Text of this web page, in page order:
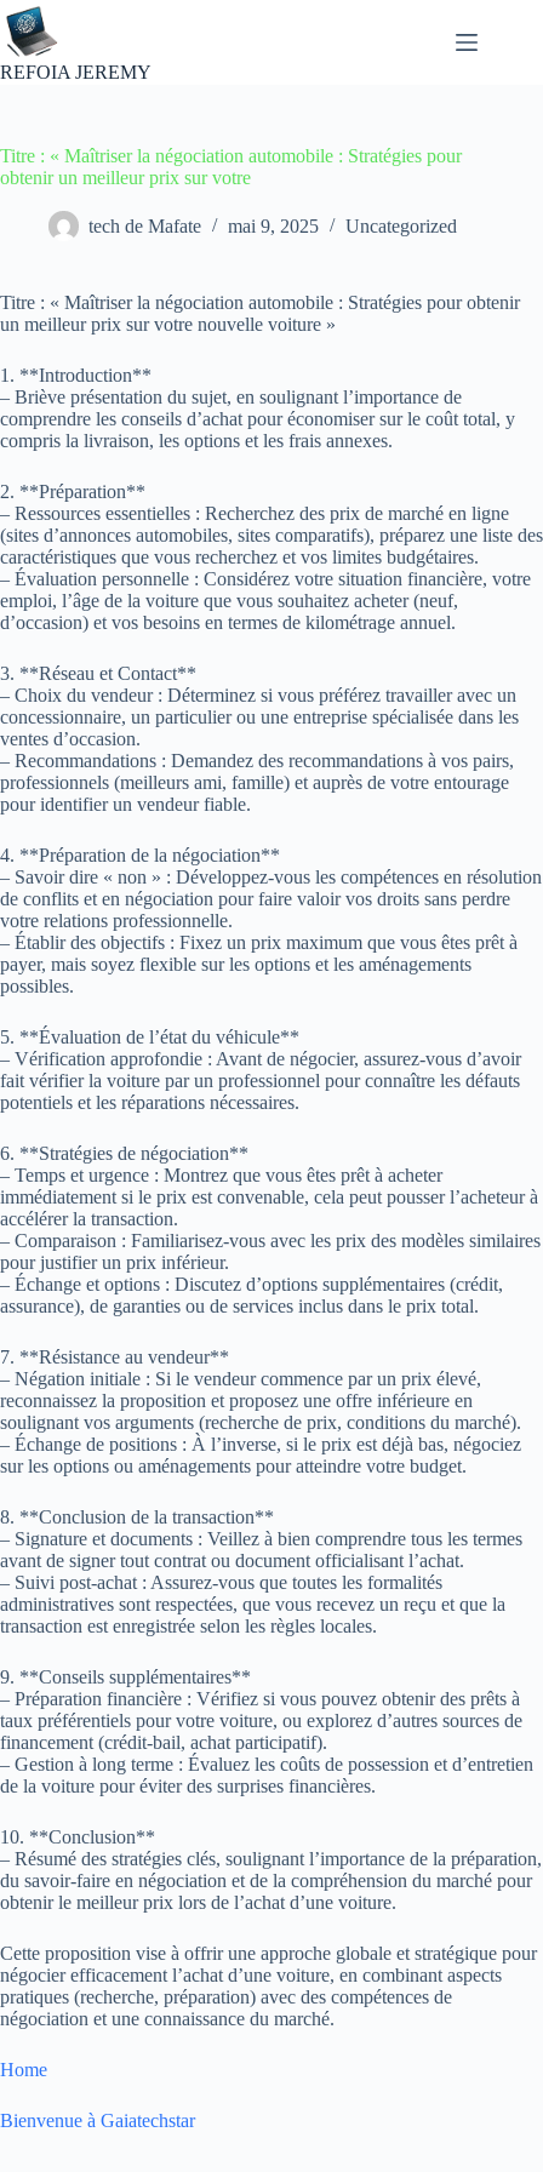
Passer
au
contenu
REFOIA JEREMY
Titre : « Maîtriser la négociation automobile : Stratégies pour
obtenir un meilleur prix sur votre
tech de Mafate mai 9, 2025 Uncategorized
Titre : « Maîtriser la négociation automobile : Stratégies pour obtenir
un meilleur prix sur votre nouvelle voiture »
1. **Introduction**
– Briève présentation du sujet, en soulignant l’importance de
comprendre les conseils d’achat pour économiser sur le coût total, y
compris la livraison, les options et les frais annexes.
2. **Préparation**
– Ressources essentielles : Recherchez des prix de marché en ligne
(sites d’annonces automobiles, sites comparatifs), préparez une liste des
caractéristiques que vous recherchez et vos limites budgétaires.
– Évaluation personnelle : Considérez votre situation financière, votre
emploi, l’âge de la voiture que vous souhaitez acheter (neuf,
d’occasion) et vos besoins en termes de kilométrage annuel.
3. **Réseau et Contact**
– Choix du vendeur : Déterminez si vous préférez travailler avec un
concessionnaire, un particulier ou une entreprise spécialisée dans les
ventes d’occasion.
– Recommandations : Demandez des recommandations à vos pairs,
professionnels (meilleurs ami, famille) et auprès de votre entourage
pour identifier un vendeur fiable.
4. **Préparation de la négociation**
– Savoir dire « non » : Développez-vous les compétences en résolution
de conflits et en négociation pour faire valoir vos droits sans perdre
votre relations professionnelle.
– Établir des objectifs : Fixez un prix maximum que vous êtes prêt à
payer, mais soyez flexible sur les options et les aménagements
possibles.
5. **Évaluation de l’état du véhicule**
– Vérification approfondie : Avant de négocier, assurez-vous d’avoir
fait vérifier la voiture par un professionnel pour connaître les défauts
potentiels et les réparations nécessaires.
6. **Stratégies de négociation**
– Temps et urgence : Montrez que vous êtes prêt à acheter
immédiatement si le prix est convenable, cela peut pousser l’acheteur à
accélérer la transaction.
– Comparaison : Familiarisez-vous avec les prix des modèles similaires
pour justifier un prix inférieur.
– Échange et options : Discutez d’options supplémentaires (crédit,
assurance), de garanties ou de services inclus dans le prix total.
7. **Résistance au vendeur**
– Négation initiale : Si le vendeur commence par un prix élevé,
reconnaissez la proposition et proposez une offre inférieure en
soulignant vos arguments (recherche de prix, conditions du marché).
– Échange de positions : À l’inverse, si le prix est déjà bas, négociez
sur les options ou aménagements pour atteindre votre budget.
8. **Conclusion de la transaction**
– Signature et documents : Veillez à bien comprendre tous les termes
avant de signer tout contrat ou document officialisant l’achat.
– Suivi post-achat : Assurez-vous que toutes les formalités
administratives sont respectées, que vous recevez un reçu et que la
transaction est enregistrée selon les règles locales.
9. **Conseils supplémentaires**
– Préparation financière : Vérifiez si vous pouvez obtenir des prêts à
taux préférentiels pour votre voiture, ou explorez d’autres sources de
financement (crédit-bail, achat participatif).
– Gestion à long terme : Évaluez les coûts de possession et d’entretien
de la voiture pour éviter des surprises financières.
10. **Conclusion**
– Résumé des stratégies clés, soulignant l’importance de la préparation,
du savoir-faire en négociation et de la compréhension du marché pour
obtenir le meilleur prix lors de l’achat d’une voiture.
Cette proposition vise à offrir une approche globale et stratégique pour
négocier efficacement l’achat d’une voiture, en combinant aspects
pratiques (recherche, préparation) avec des compétences de
négociation et une connaissance du marché.
Home
Bienvenue à Gaiatechstar